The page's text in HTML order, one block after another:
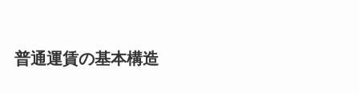
普通運賃の基本構造